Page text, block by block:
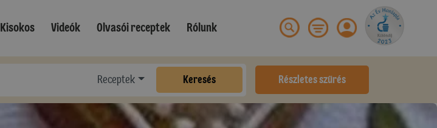
Kisokos Videók Olvasói receptek Rólunk
Receptek Keresés Részletes szűrés